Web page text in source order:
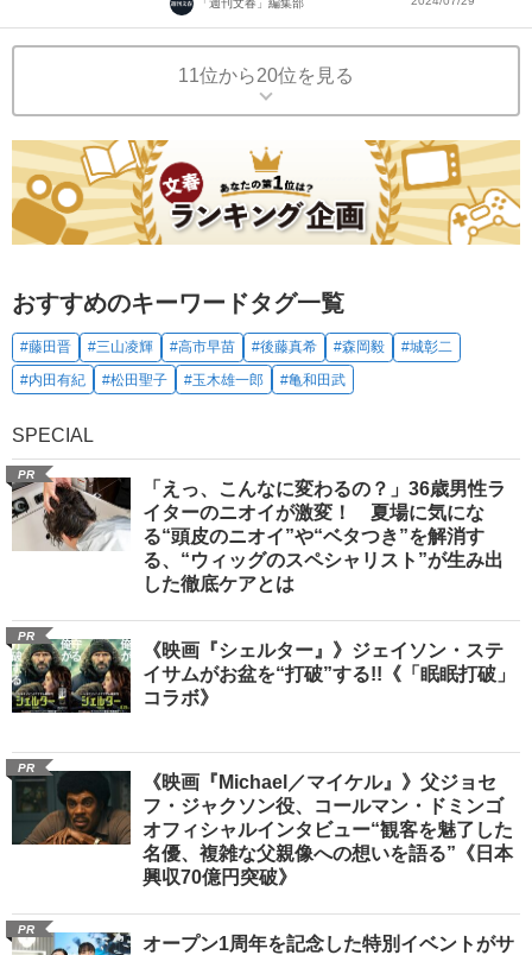
11位から20位を見る
おすすめのキーワードタグ一覧
#藤田晋 #三山凌輝 #高市早苗 #後藤真希 #森岡毅
#城彰二
#内田有紀
#松田聖子 #玉木雄一郎 #亀和田武
SPECIAL
PR
「えっ、こんなに変わるの？」36歳男性ラ
イターのニオイが激変！ 夏場に気にな
る“頭皮のニオイ”や“ベタつき”を解消す
る、“ウィッグのスペシャリスト”が生み出
した徹底ケアとは
PR
《映画『シェルター』》ジェイソン・ステ
イサムがお盆を“打破”する!!《「眠眠打破」
コラボ》
PR
《映画『Michael／マイケル』》父ジョセ
フ・ジャクソン役、コールマン・ドミンゴ
オフィシャルインタビュー“観客を魅了した
名優、複雑な父親像への想いを語る”《日本
興収70億円突破》
PR
オープン1周年を記念した特別イベントがサ